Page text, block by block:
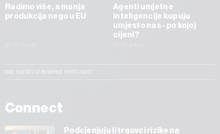
Radimo više, a manja
produkcija nego u EU
Agenti umjetne
inteligencije kupuju
umjesto nas - po kojoj
cijeni?
SVE VIJESTI IZ RUBRIKE SPOTLIGHT
Connect
Podcjenjuju li trgovci rizike na